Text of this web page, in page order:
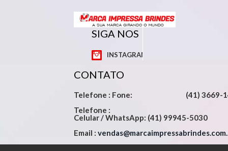
SIGA NOS
INSTAGRAM
CONTATO
Telefone : Fone: (41) 3669-
Telefone :
Celular / WhatsApp: (41) 99945-5030
Email :